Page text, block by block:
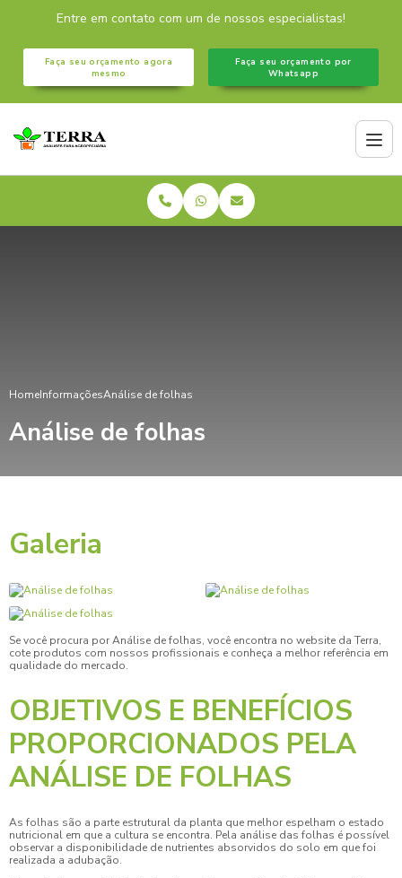
Entre em contato com um de nossos especialistas!
Faça seu orçamento agora
mesmo
Faça seu orçamento por
Whatsapp
HomeInformaçõesAnálise de folhas
Análise de folhas
Galeria
Se você procura porAnálise de folhas, você encontra no website da Terra,
cote produtos com nossos profissionais e conheça a melhor referência em
qualidade do mercado.
OBJETIVOS E BENEFÍCIOS
PROPORCIONADOS PELA
ANÁLISE DE FOLHAS
As folhas são a parte estrutural da planta que melhor espelham o estado
nutricional em que a cultura se encontra. Pela análise das folhas é possível
observar a disponibilidade de nutrientes absorvidos do solo em que foi
realizada a adubação.